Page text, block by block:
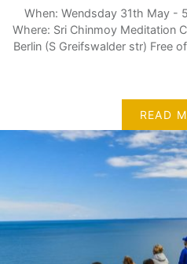
When: Wendsday 31th May -
Where: Sri Chinmoy Meditation
Berlin (S Greifswalder str) Free
READ